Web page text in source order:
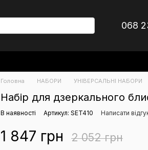
068
Головна НАБОРИ УНІВЕРСАЛЬНІ НАБОРИ
Набір для дзеркального
В наявності Артикул: SET410 Написати
1 847 грн 2 052 грн